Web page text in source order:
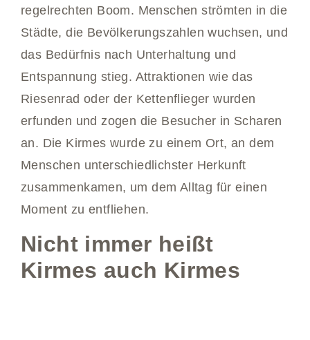
regelrechten Boom. Menschen strömten in die
Städte, die Bevölkerungszahlen wuchsen, und
das Bedürfnis nach Unterhaltung und
Entspannung stieg. Attraktionen wie das
Riesenrad oder der Kettenflieger wurden
erfunden und zogen die Besucher in Scharen
an. Die Kirmes wurde zu einem Ort, an dem
Menschen unterschiedlichster Herkunft
zusammenkamen, um dem Alltag für einen
Moment zu entfliehen.
Nicht immer heißt
Kirmes auch Kirmes